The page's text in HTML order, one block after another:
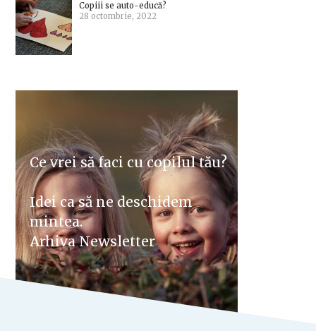
Copiii se auto-educă?
28 octombrie, 2022
Ce vrei să faci cu copilul tău?
Idei ca să ne deschidem
mintea.
Arhiva Newsletter